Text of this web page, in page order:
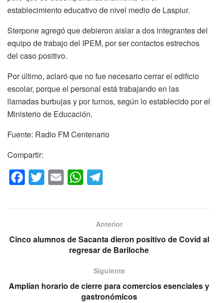
establecimiento educativo de nivel medio de Laspiur.
Sterpone agregó que debieron aislar a dos integrantes del
equipo de trabajo del IPEM, por ser contactos estrechos
del caso positivo.
Por último, aclaró que no fue necesario cerrar el edificio
escolar, porque el personal está trabajando en las
llamadas burbujas y por turnos, según lo establecido por el
Ministerio de Educación.
Fuente: Radio FM Centenario
Compartir:
F
b
k
T E W
A
p
gr
a
m
Anterior
Cinco alumnos de Sacanta dieron positivo de Covid al
regresar de Bariloche
Siguiente
Amplían horario de cierre para comercios esenciales y
gastronómicos